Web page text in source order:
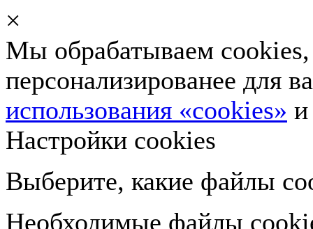
×
Мы обрабатываем cookies,
персонализированее для
использования «cookies»
Настройки cookies
Выберите, какие файлы
Необходимые файлы